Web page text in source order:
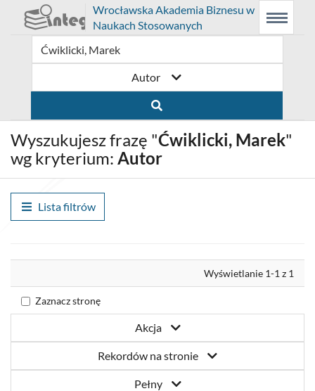
Menu
główne
Wyszukiwarka
Treść
główna
Prolib
Integro
-
główna
Wrocławska Akademia Biznesu w
Naukach Stosowanych
Menu
Autor
Wyszukujesz frazę "Ćwiklicki, Marek"
wg kryterium: Autor
Lista filtrów
Wyświetlanie 1-1 z 1
Zaznacz stronę
Akcja
Rekordów na stronie
Pełny